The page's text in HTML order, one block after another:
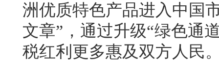
洲优质特色产品进入中国
文章”，通过升级“绿色通
税红利更多惠及双方人民